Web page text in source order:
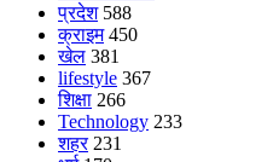
प्रदेश 588
क्राइम 450
खेल 381
lifestyle 367
शिक्षा 266
Technology 233
शहर 231